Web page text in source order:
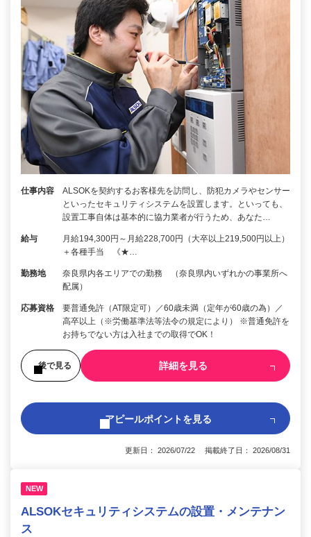
仕事内容
ALSOKを契約するお客様先を訪問し、防犯カメラやセンサー
といったセキュリティシステムを設置します。といっても、
設置工事自体は基本的に協力業者が行うため、あなた…
給与
月給194,300円～月給228,700円（大卒以上219,500円以上）
＋各種手当 《★…
勤務地
奈良県内各エリアでの勤務 （奈良県内いずれかの事業所へ
配属）
応募資格
要普通免許（AT限定可）／60歳未満（定年が60歳の為）／
高卒以上（※労働基準法等法令の規定により） ※普通免許を
お持ちでない方は入社までの取得でOK！
後で見る 詳細を見る
アピールポイントを見る
更新日： 2026/07/22 掲載終了日： 2026/08/31
NEW
ALSOKセキュリティシステムの設置・メンテナン
ス